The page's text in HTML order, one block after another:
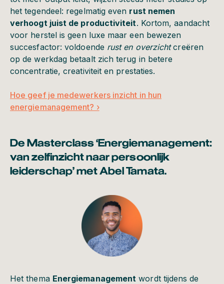
het tegendeel: regelmatig even rust nemen
verhoogt juist de productiviteit. Kortom, aandacht
voor herstel is geen luxe maar een bewezen
succesfactor: voldoende rust en overzichtcreëren
op de werkdag betaalt zich terug in betere
concentratie, creativiteit en prestaties.
Hoe geef je medewerkers inzicht in hun
energiemanagement? ›
De Masterclass ‘Energiemanagement:
van zelfinzicht naar persoonlijk
leiderschap’ met Abel Tamata.
Het thema Energiemanagement wordt tijdens de